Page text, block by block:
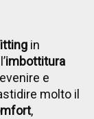
in
imbottitura
e
molto il
,